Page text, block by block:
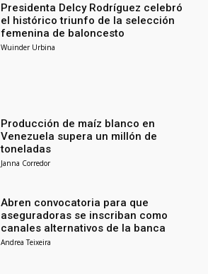
Presidenta Delcy Rodríguez celebró
el histórico triunfo de la selección
femenina de baloncesto
Wuinder Urbina
Producción de maíz blanco en
Venezuela supera un millón de
toneladas
Janna Corredor
Abren convocatoria para que
aseguradoras se inscriban como
canales alternativos de la banca
Andrea Teixeira